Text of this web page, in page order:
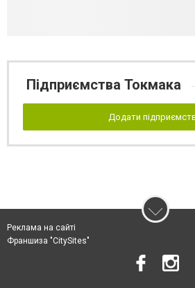
Підприємства Токмака
Додати
Реклама на сайті
Франшиза "CitySites"